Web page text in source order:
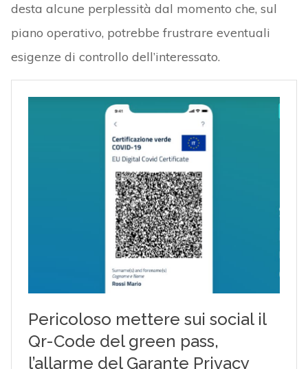
desta alcune perplessità dal momento che, sul
piano operativo, potrebbe frustrare eventuali
esigenze di controllo dell’interessato.